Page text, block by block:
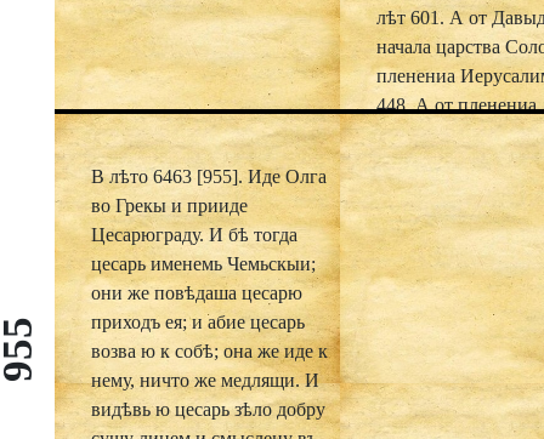
лѣт 601. А от
начала царства
пленениа
448. А от пленениа
Александра лѣт
Александра до
Рождества лѣт
Рождества
Констянтина царя
Констянтина до
Михаила царя лѣт
же на преднее
и скажемь, что ся
лѣта си.
В лѣто 6463 [955]. Иде Олга
во Грекы и прииде
Цесарюграду. И бѣ тогда
цесарь именемь Чемьскыи;
они же повѣдаша цесарю
приходъ ея; и абие цесарь
возва ю к собѣ; она же иде к
нему, ничто же медлящи. И
видѣвь ю цесарь зѣло добру